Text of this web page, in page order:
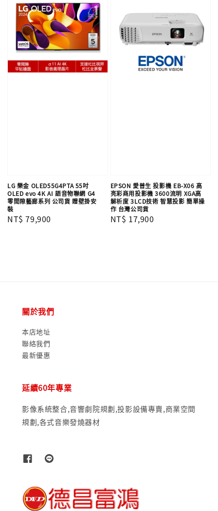
LG 樂金 OLED55G4PTA 55吋
OLED evo 4K AI 語音物聯網 G4
零間隙藝廊系列 公司貨 贈壁掛安
裝
Regular
NT$ 79,900
EPSON 愛普生 投影機 EB-X06 高
亮彩商用投影機 3600流明 XGA高
解析度 3LCD技術 智慧投影 簡單操
作 台灣公司貨
Regular
NT$ 17,900
關於我們
本店地址
聯絡我們
最新優惠
延續60年專業
影像系統整合,音響劇院規劃,投影設備專賣,商業空間
規劃,各式音樂發燒器材